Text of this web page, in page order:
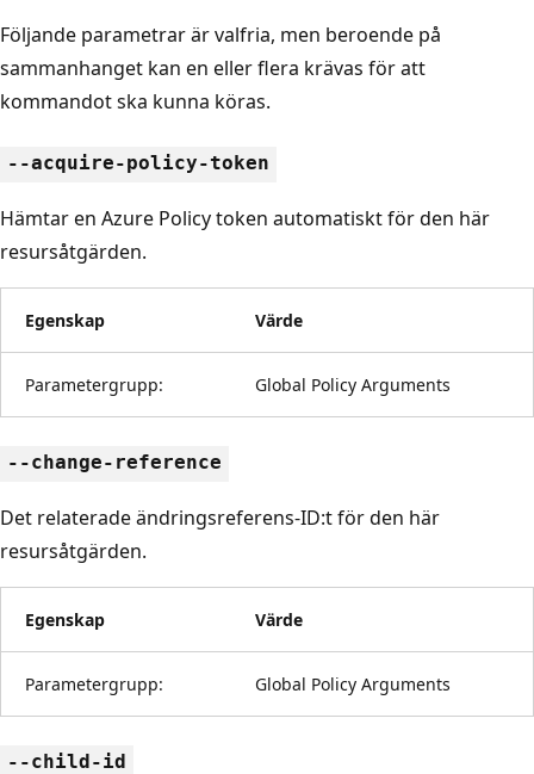
Följande parametrar är valfria, men beroende på
sammanhanget kan en eller flera krävas för att
kommandot ska kunna köras.
--acquire-policy-token
Hämtar en Azure Policy token automatiskt för den här
resursåtgärden.
Egenskap Värde
Parametergrupp: Global Policy Arguments
--change-reference
Det relaterade ändringsreferens-ID:t för den här
resursåtgärden.
Egenskap Värde
Parametergrupp: Global Policy Arguments
--child-id